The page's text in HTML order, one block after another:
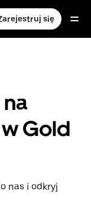
się
Gold
nas i odkryj